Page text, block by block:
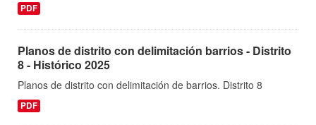
PDF
Planos de distrito con delimitación barrios - Distrito
8 - Histórico 2025
Planos de distrito con delimitación de barrios. Distrito 8
PDF